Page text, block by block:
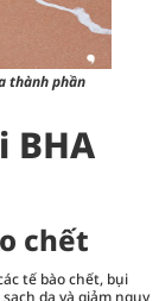
thành phần
BHA
chết
tế bào chết, bụi
da và giảm nguy